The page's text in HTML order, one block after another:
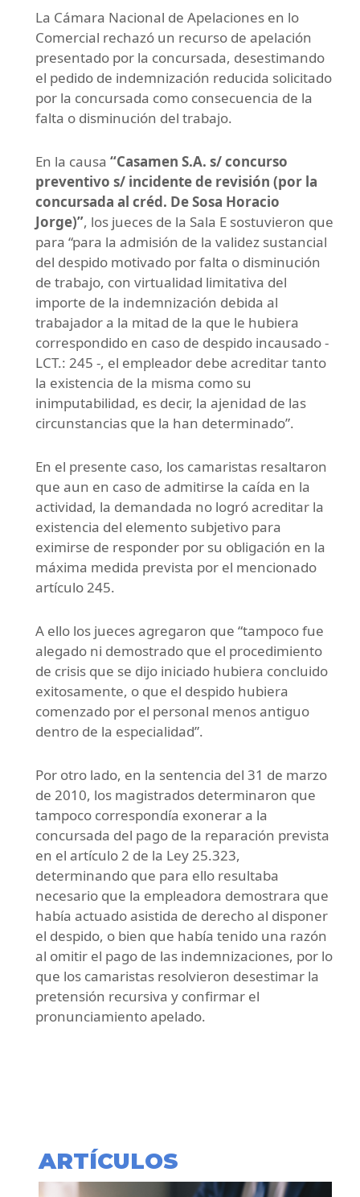
La Cámara Nacional de Apelaciones en lo
Comercial rechazó un recurso de apelación
presentado por la concursada, desestimando
el pedido de indemnización reducida solicitado
por la concursada como consecuencia de la
falta o disminución del trabajo.
En la causa “Casamen S.A. s/ concurso
preventivo s/ incidente de revisión (por la
concursada al créd. De Sosa Horacio
Jorge)”, los jueces de la Sala E sostuvieron que
para “para la admisión de la validez sustancial
del despido motivado por falta o disminución
de trabajo, con virtualidad limitativa del
importe de la indemnización debida al
trabajador a la mitad de la que le hubiera
correspondido en caso de despido incausado -
LCT.: 245 -, el empleador debe acreditar tanto
la existencia de la misma como su
inimputabilidad, es decir, la ajenidad de las
circunstancias que la han determinado”.
En el presente caso, los camaristas resaltaron
que aun en caso de admitirse la caída en la
actividad, la demandada no logró acreditar la
existencia del elemento subjetivo para
eximirse de responder por su obligación en la
máxima medida prevista por el mencionado
artículo 245.
A ello los jueces agregaron que “tampoco fue
alegado ni demostrado que el procedimiento
de crisis que se dijo iniciado hubiera concluido
exitosamente, o que el despido hubiera
comenzado por el personal menos antiguo
dentro de la especialidad”.
Por otro lado, en la sentencia del 31 de marzo
de 2010, los magistrados determinaron que
tampoco correspondía exonerar a la
concursada del pago de la reparación prevista
en el artículo 2 de la Ley 25.323,
determinando que para ello resultaba
necesario que la empleadora demostrara que
había actuado asistida de derecho al disponer
el despido, o bien que había tenido una razón
al omitir el pago de las indemnizaciones, por lo
que los camaristas resolvieron desestimar la
pretensión recursiva y confirmar el
pronunciamiento apelado.
ARTÍCULOS